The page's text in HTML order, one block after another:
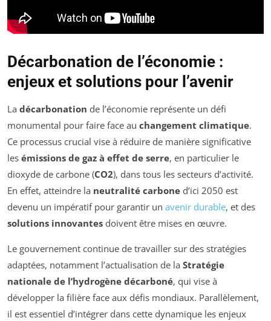
Décarbonation de l’économie :
enjeux et solutions pour l’avenir
La décarbonation de l’économie représente un défi
monumental pour faire face au changement climatique.
Ce processus crucial vise à réduire de manière significative
les émissions de gaz à effet de serre, en particulier le
dioxyde de carbone (CO2), dans tous les secteurs d’activité.
En effet, atteindre la neutralité carbone d’ici 2050 est
devenu un impératif pour garantir un avenir durable, et des
solutions innovantes doivent être mises en œuvre.
Le gouvernement continue de travailler sur des stratégies
adaptées, notamment l’actualisation de la Stratégie
nationale de l’hydrogène décarboné, qui vise à
développer la filière face aux défis mondiaux. Parallèlement,
il est essentiel d’intégrer dans cette dynamique les enjeux